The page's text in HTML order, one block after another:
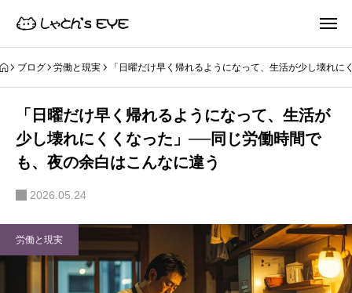
ブログ 労働と現実 「日曜だけ早く帰れるようになって、生活が少し壊れ
「日曜だけ早く帰れるようになって、生活が
少し壊れにくくなった」──同じ労働時間で
も、夜の余白はこんなに違う
2026.05.24
労働と現実